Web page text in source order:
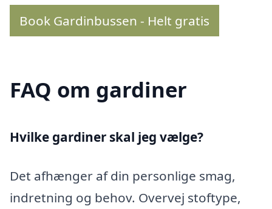
Book Gardinbussen - Helt gratis
FAQ om gardiner
Hvilke gardiner skal jeg vælge?
Det afhænger af din personlige smag,
indretning og behov. Overvej stoftype,